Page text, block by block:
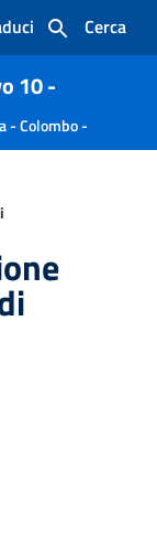
Cerca
10 -
- Colombo -